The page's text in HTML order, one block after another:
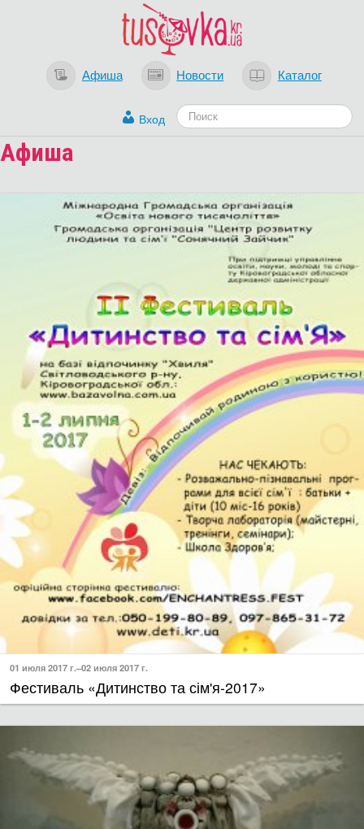
Афиша Новости Каталог
Вход
Афиша
01 июля 2017 г.–02 июля 2017 г.
Фестиваль «Дитинство та сім'я-2017»